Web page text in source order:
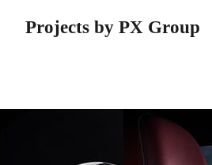
Projects by PX Group